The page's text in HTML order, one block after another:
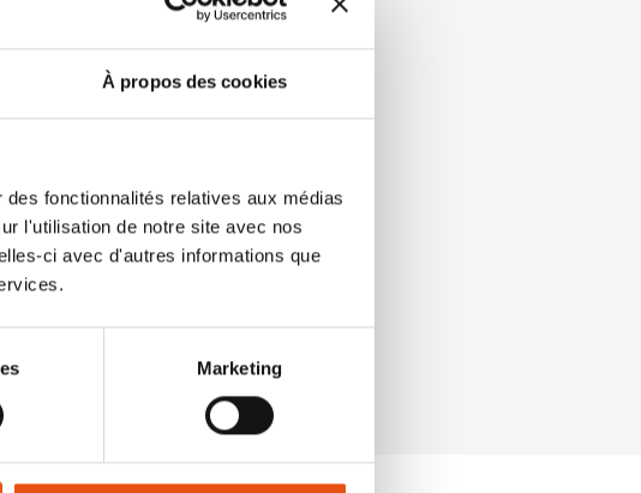
À propos des cookies
fonctionnalités relatives aux médias
l'utilisation de notre site avec nos
ci avec d'autres informations que
Marketing